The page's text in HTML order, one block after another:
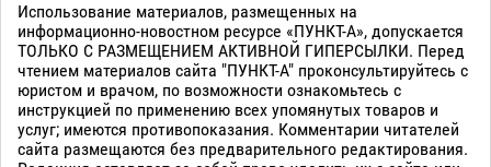
Использование материалов, размещенных на
информационно-новостном ресурсе «ПУНКТ-А», допускается
ТОЛЬКО С РАЗМЕЩЕНИЕМ АКТИВНОЙ ГИПЕРСЫЛКИ. Перед
чтением материалов сайта "ПУНКТ-А" проконсультируйтесь с
юристом и врачом, по возможности ознакомьтесь с
инструкцией по применению всех упомянутых товаров и
услуг; имеются противопоказания. Комментарии читателей
сайта размещаются без предварительного редактирования.